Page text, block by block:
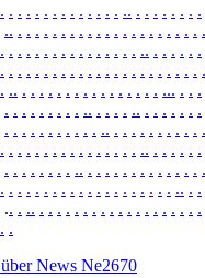
. . . . . . . . . . . . . . .. . . . . . . . .
.. . . . . . . . . . . . . . . . . . . . . . .
. . . . . . . . . . . . . . . . .. . . . . . .
. . . . . . . . . . . . . . . . . . . . . . . .
. .. . . . . . . . . . . . . . . . . ... . . .
. . . . . . . . . .. . . . . .. . . . . . . .
. . . . . . . . . . . .. . . . . . . . . . . .
. . . . . . . . . . . . . . . . .. . . . . . .
. . . . . . . . .. . . . . . . . . . . . . . .
. . . . . . . . . . . . . . . . . . . . .. . .
.. . .. . . . . . . . . . . . . . . . . . . .
. .
über News Ne2670